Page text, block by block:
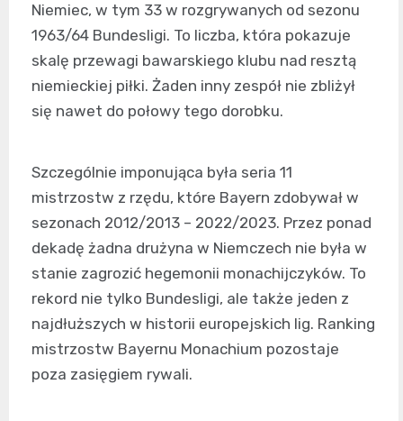
Niemiec, w tym 33 w rozgrywanych od sezonu
1963/64 Bundesligi. To liczba, która pokazuje
skalę przewagi bawarskiego klubu nad resztą
niemieckiej piłki. Żaden inny zespół nie zbliżył
się nawet do połowy tego dorobku.
Szczególnie imponująca była seria 11
mistrzostw z rzędu, które Bayern zdobywał w
sezonach 2012/2013 – 2022/2023. Przez ponad
dekadę żadna drużyna w Niemczech nie była w
stanie zagrozić hegemonii monachijczyków. To
rekord nie tylko Bundesligi, ale także jeden z
najdłuższych w historii europejskich lig. Ranking
mistrzostw Bayernu Monachium pozostaje
poza zasięgiem rywali.